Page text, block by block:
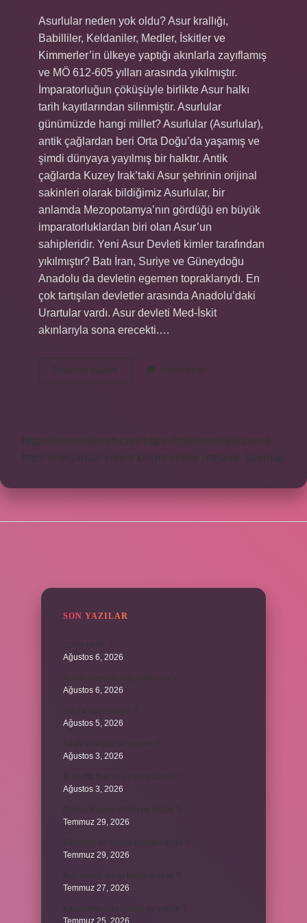
Asurlular neden yok oldu? Asur krallığı,
Babilliler, Keldaniler, Medler, İskitler ve
Kimmerler’in ülkeye yaptığı akınlarla zayıflamış
ve MÖ 612-605 yılları arasında yıkılmıştır.
İmparatorluğun çöküşüyle ​​birlikte Asur halkı
tarih kayıtlarından silinmiştir. Asurlular
günümüzde hangi millet? Asurlular (Asurlular),
antik çağlardan beri Orta Doğu’da yaşamış ve
şimdi dünyaya yayılmış bir halktır. Antik
çağlarda Kuzey Irak’taki Asur şehrinin orijinal
sakinleri olarak bildiğimiz Asurlular, bir
anlamda Mezopotamya’nın gördüğü en büyük
imparatorluklardan biri olan Asur’un
sahipleridir. Yeni Asur Devleti kimler tarafından
yıkılmıştır? Batı İran, Suriye ve Güneydoğu
Anadolu da devletin egemen topraklarıydı. En
çok tartışılan devletler arasında Anadolu’daki
Urartular vardı. Asur devleti Med-İskit
akınlarıyla sona erecekti.…
Devamını okuyun
Asurlular
Nasıl
Yorum Bırak
https://rosmedforum.com
https://btibbimedikal.com.tr
https://megaplan.com.tr
knight online nttgame Sitemap
SON YAZILAR
Ağustos 6, 2026
Ağustos 6, 2026
Ağustos 5, 2026
Ağustos 3, 2026
Ağustos 3, 2026
Temmuz 29, 2026
Temmuz 29, 2026
Temmuz 27, 2026
Temmuz 25, 2026